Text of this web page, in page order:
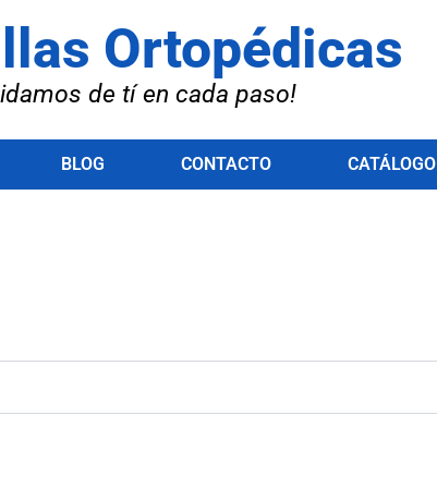
Ortopédicas
de tí en cada paso!
BLOG CONTACTO CATÁLOGO